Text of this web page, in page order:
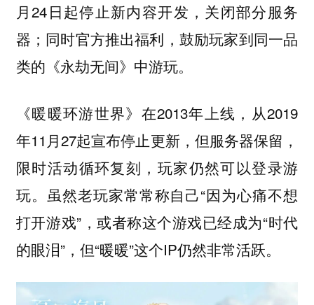
月24日起停止新内容开发，关闭部分服务
器；同时官方推出福利，鼓励玩家到同一品
类的《永劫无间》中游玩。
《暖暖环游世界》在2013年上线，从2019
年11月27起宣布停止更新，但服务器保留，
限时活动循环复刻，玩家仍然可以登录游
玩。虽然老玩家常常称自己“因为心痛不想
打开游戏”，或者称这个游戏已经成为“时代
的眼泪”，但“暖暖”这个IP仍然非常活跃。